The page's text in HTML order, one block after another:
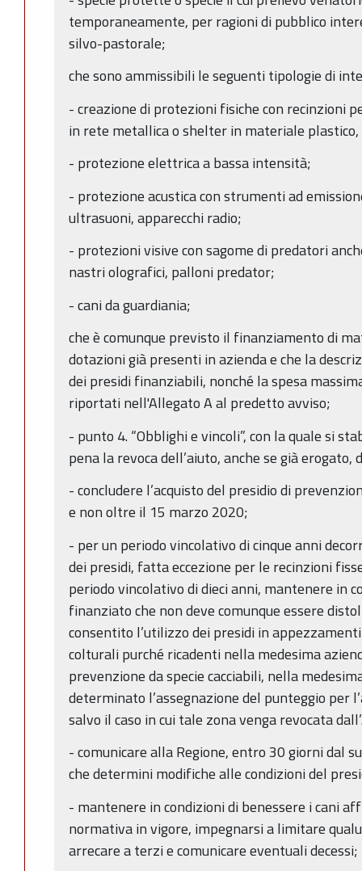
temporaneamente, per ragioni di pubblico
silvo-pastorale;
che sono ammissibili le seguenti tipologie di
- creazione di protezioni fisiche con recinzioni
in rete metallica o shelter in materiale
- protezione elettrica a bassa intensità;
- protezione acustica con strumenti ad
ultrasuoni, apparecchi radio;
- protezioni visive con sagome di predatori
nastri olografici, palloni predator;
- cani da guardiania;
che è comunque previsto il finanziamento di
dotazioni già presenti in azienda e che la
dei presidi finanziabili, nonché la spesa
riportati nell'Allegato A al predetto avviso;
- punto 4. “Obblighi e vincoli”, con la quale si
pena la revoca dell’aiuto, anche se già erogato,
- concludere l’acquisto del presidio di
e non oltre il 15 marzo 2020;
- per un periodo vincolativo di cinque anni
dei presidi, fatta eccezione per le recinzioni
periodo vincolativo di dieci anni, mantenere in
finanziato che non deve comunque essere
consentito l’utilizzo dei presidi in
colturali purché ricadenti nella medesima
prevenzione da specie cacciabili, nella
determinato l’assegnazione del punteggio per
salvo il caso in cui tale zona venga revocata
- comunicare alla Regione, entro 30 giorni dal
che determini modifiche alle condizioni del
- mantenere in condizioni di benessere i cani
normativa in vigore, impegnarsi a limitare
arrecare a terzi e comunicare eventuali decessi;